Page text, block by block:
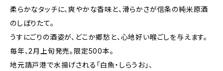
柔らかなタッチに、爽やかな香味と、滑らかさが信条の純米原酒
のしぼりたて。
うすにごりの酒姿が、どこか郷愁と、心地好い喉ごしを与えます。
毎年、2月上旬発売。限定500本。
地元請戸港で水揚げされる「白魚・しらうお」、